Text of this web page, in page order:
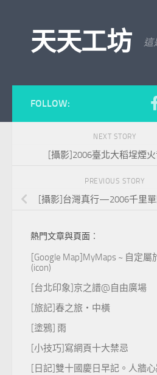
天天工坊 這
FOLLOW:
NEXT STORY
[攝影]2006臺北大稻埕煙
PREVIOUS STORY
[攝影]台灣真行—2006千里
熱門文章與頁面︰
[Google Map]MyMaps ~ 自定屬
(icon)
[台北印象]京之譜@自由廣場
[旅記]春之旅‧中橫
[塗鴉] 雨
[小技巧]寫網頁十大禁忌
[日記]雙十國慶日早記。人牆